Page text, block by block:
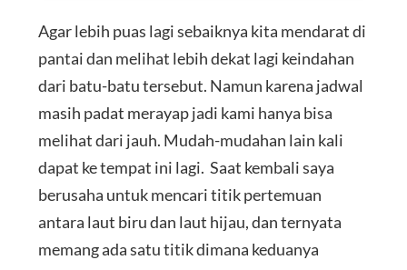
Agar lebih puas lagi sebaiknya kita mendarat di
pantai dan melihat lebih dekat lagi keindahan
dari batu-batu tersebut. Namun karena jadwal
masih padat merayap jadi kami hanya bisa
melihat dari jauh. Mudah-mudahan lain kali
dapat ke tempat ini lagi. Saat kembali saya
berusaha untuk mencari titik pertemuan
antara laut biru dan laut hijau, dan ternyata
memang ada satu titik dimana keduanya